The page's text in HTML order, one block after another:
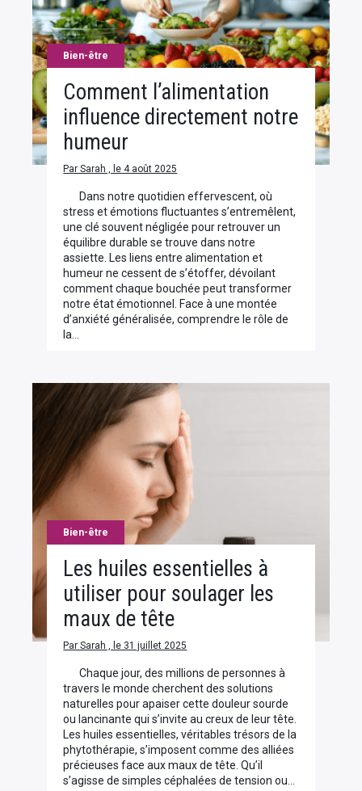
Bien-être
Comment l’alimentation
influence directement notre
humeur
Par Sarah , le 4 août 2025
Dans notre quotidien effervescent, où
stress et émotions fluctuantes s’entremêlent,
une clé souvent négligée pour retrouver un
équilibre durable se trouve dans notre
assiette. Les liens entre alimentation et
humeur ne cessent de s’étoffer, dévoilant
comment chaque bouchée peut transformer
notre état émotionnel. Face à une montée
d’anxiété généralisée, comprendre le rôle de
la…
Bien-être
Les huiles essentielles à
utiliser pour soulager les
maux de tête
Par Sarah , le 31 juillet 2025
Chaque jour, des millions de personnes à
travers le monde cherchent des solutions
naturelles pour apaiser cette douleur sourde
ou lancinante qui s’invite au creux de leur tête.
Les huiles essentielles, véritables trésors de la
phytothérapie, s’imposent comme des alliées
précieuses face aux maux de tête. Qu’il
s’agisse de simples céphalées de tension ou…